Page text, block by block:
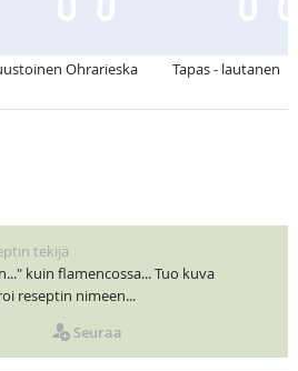
Ohrarieska Tapas - lautanen
tekijä
kuin flamencossa... Tuo kuva
reseptin nimeen...
Seuraa